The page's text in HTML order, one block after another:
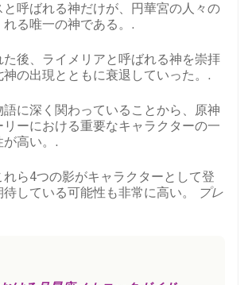
と呼ばれる神だけが、円華宮の人々の
る唯一の神である。.
た後、ライメリアと呼ばれる神を崇拝
の出現とともに衰退していった。.
語に深く関わっていることから、原神
ーにおける重要なキャラクターの一
が高い。.
れら4つの影がキャラクターとして登
している可能性も非常に高い。
プレ